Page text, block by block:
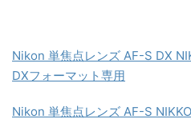
Nikon 単焦点レンズ AF-S DX
DXフォーマット専用
Nikon 単焦点レンズ AF-S